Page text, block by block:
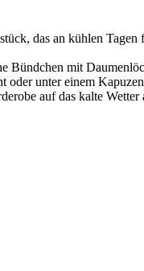
das an kühlen
Bündchen mit
oder unter einem
auf das kalte Wetter